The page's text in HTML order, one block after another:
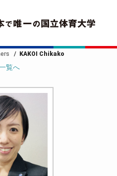
KAKOI Chikako
覧へ